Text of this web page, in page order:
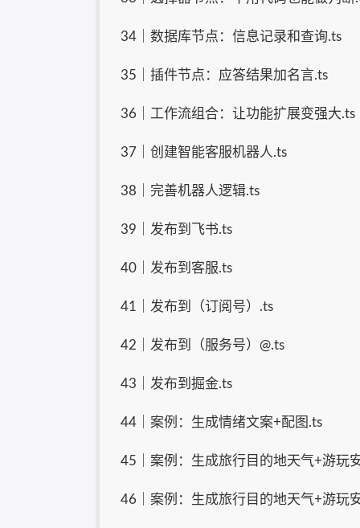
34｜数据库节点：信息记录和查询.ts
35｜插件节点：应答结果加名言.ts
36｜工作流组合：让功能扩展变强大.ts
37｜创建智能客服机器人.ts
38｜完善机器人逻辑.ts
39｜发布到飞书.ts
40｜发布到客服.ts
41｜发布到（订阅号）.ts
42｜发布到（服务号）@.ts
43｜发布到掘金.ts
44｜案例：生成情绪文案+配图.ts
45｜案例：生成旅行目的地天气+游玩
46｜案例：生成旅行目的地天气+游玩